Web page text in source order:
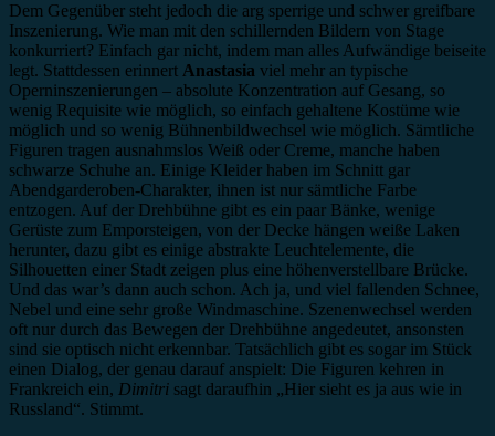
Dem Gegenüber steht jedoch die arg sperrige und schwer greifbare
Inszenierung. Wie man mit den schillernden Bildern von Stage
konkurriert? Einfach gar nicht, indem man alles Aufwändige beiseite
legt. Stattdessen erinnert Anastasia viel mehr an typische
Operninszenierungen – absolute Konzentration auf Gesang, so
wenig Requisite wie möglich, so einfach gehaltene Kostüme wie
möglich und so wenig Bühnenbildwechsel wie möglich. Sämtliche
Figuren tragen ausnahmslos Weiß oder Creme, manche haben
schwarze Schuhe an. Einige Kleider haben im Schnitt gar
Abendgarderoben-Charakter, ihnen ist nur sämtliche Farbe
entzogen. Auf der Drehbühne gibt es ein paar Bänke, wenige
Gerüste zum Emporsteigen, von der Decke hängen weiße Laken
herunter, dazu gibt es einige abstrakte Leuchtelemente, die
Silhouetten einer Stadt zeigen plus eine höhenverstellbare Brücke.
Und das war’s dann auch schon. Ach ja, und viel fallenden Schnee,
Nebel und eine sehr große Windmaschine. Szenenwechsel werden
oft nur durch das Bewegen der Drehbühne angedeutet, ansonsten
sind sie optisch nicht erkennbar. Tatsächlich gibt es sogar im Stück
einen Dialog, der genau darauf anspielt: Die Figuren kehren in
Frankreich ein, Dimitri sagt daraufhin „Hier sieht es ja aus wie in
Russland“. Stimmt.